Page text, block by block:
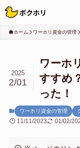
ホーム ワーホリ資金の管理
ワーホ
すすめ
った！
2025
2/01
ワーホリ資金の管理
11/11/2023 01/02/